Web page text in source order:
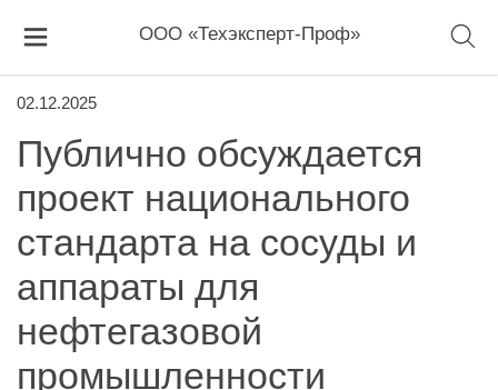
ООО «Техэксперт-Проф»
02.12.2025
Публично обсуждается
проект национального
стандарта на сосуды и
аппараты для
нефтегазовой
промышленности